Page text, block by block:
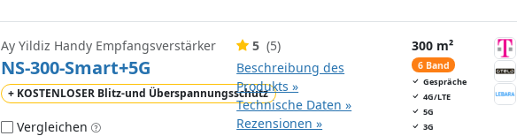
Ay Yildiz Handy Empfangsverstärker
NS-300-Smart+5G
+ KOSTENLOSER Blitz-und Überspannungsschutz
Vergleichen
5 (5)
Beschreibung des
Produkts »
Technische Daten »
Rezensionen »
300 m²
6 Band
Gespräche
4G/LTE
5G
3G